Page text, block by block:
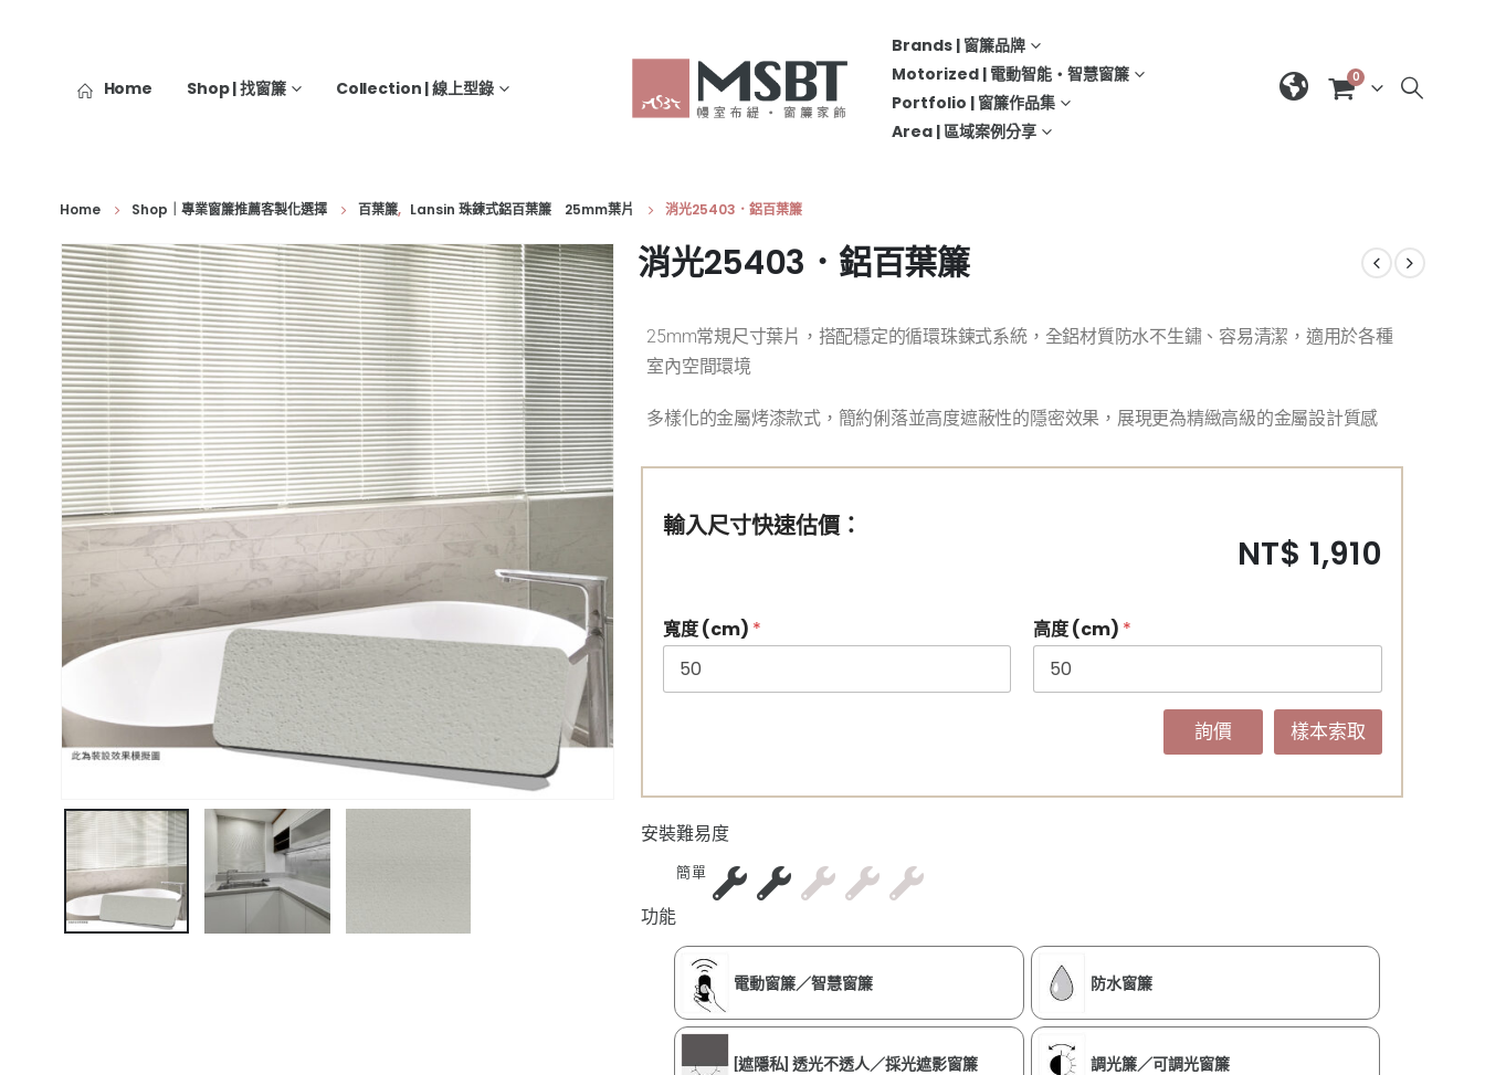
Home Shop | 找窗簾 Collection | 線上型錄
Brands | 窗簾品牌
Motorized | 電動智能‧智慧窗簾
Portfolio | 窗簾作品集
Area | 區域案例分享
0
Home Shop｜專業窗簾推薦客製化選擇 百葉簾, Lansin 珠鍊式鋁百葉簾 25mm葉片 消光25403．鋁百葉簾
消光25403．鋁百葉簾
25mm常規尺寸葉片，搭配穩定的循環珠鍊式系統，全鋁材質防水不生鏽、容易清潔，適用於各種
室內空間環境
多樣化的金屬烤漆款式，簡約俐落並高度遮蔽性的隱密效果，展現更為精緻高級的金屬設計質感
輸入尺寸快速估價：
NT$ 1,910
寬度 (cm) * 高度 (cm) *
詢價 樣本索取
安裝難易度
簡單
功能
電動窗簾／智慧窗簾 防水窗簾
[遮隱私] 透光不透人／採光遮影窗簾 調光簾／可調光窗簾